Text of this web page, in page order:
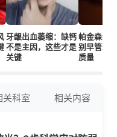
牙龈出血萎缩：缺钙
不是主因，这些才是
关键
帕金森综
别早管理
质量
关科室 相关内容